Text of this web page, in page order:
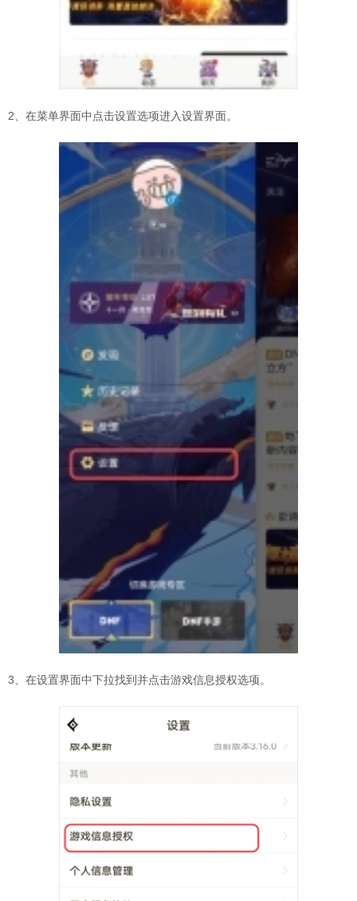
2、在菜单界面中点击设置选项进入设置界面。
3、在设置界面中下拉找到并点击游戏信息授权选项。